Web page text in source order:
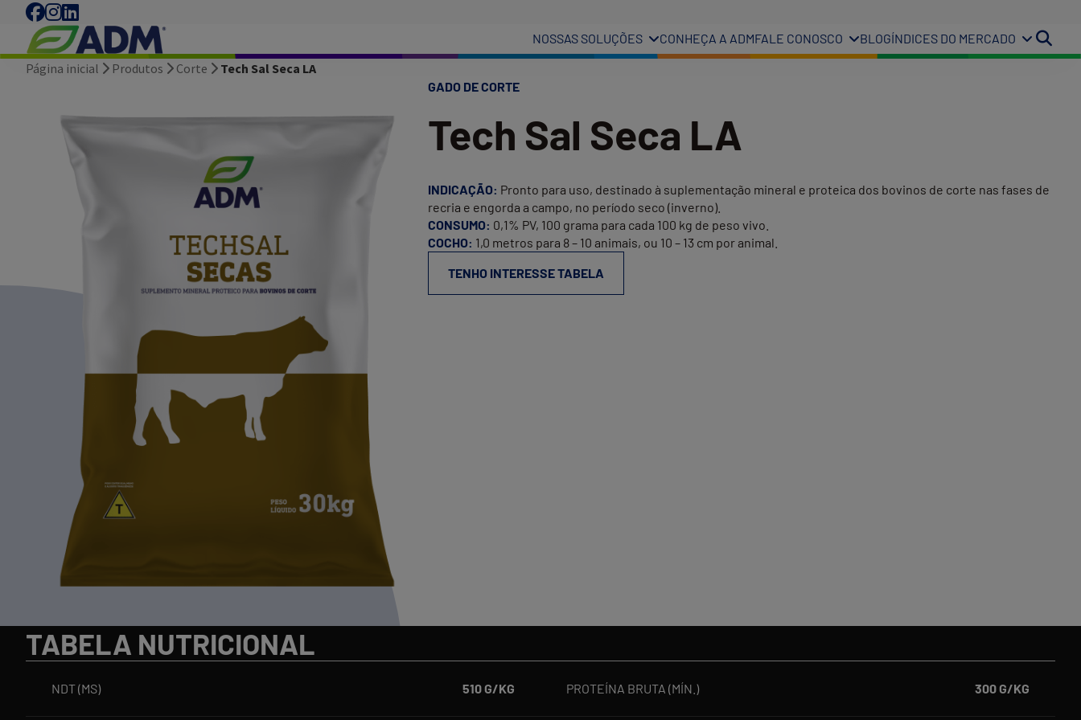
NOSSAS SOLUÇÕES CONHEÇA A ADMFALE CONOSCO BLOGÍNDICES DO MERCADO
Página inicial Produtos Corte Tech Sal Seca LA
GADO DE CORTE
Tech Sal Seca LA
INDICAÇÃO: Pronto para uso, destinado à suplementação mineral e proteica dos bovinos de corte nas fases de
recria e engorda a campo, no período seco (inverno).
CONSUMO: 0,1% PV, 100 grama para cada 100 kg de peso vivo.
COCHO: 1,0 metros para 8 – 10 animais, ou 10 – 13 cm por animal.
TENHO INTERESSE TABELA
TABELA NUTRICIONAL
NDT (MS) 510 G/KG PROTEÍNA BRUTA (MÍN.) 300 G/KG